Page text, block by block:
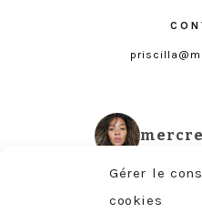
Gérer le
cookies